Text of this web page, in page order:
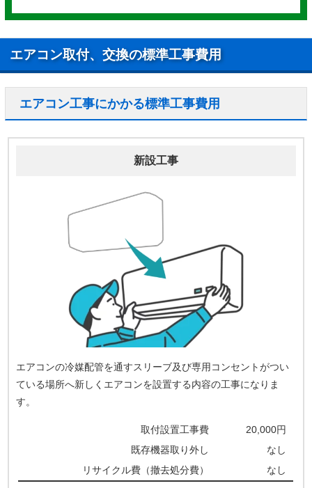
エアコン取付、交換の標準工事費用
エアコン工事にかかる標準工事費用
新設工事
エアコンの冷媒配管を通すスリーブ及び専用コンセントがつい
ている場所へ新しくエアコンを設置する内容の工事になりま
す。
取付設置工事費
20,000円
既存機器取り外し
なし
リサイクル費（撤去処分費）
なし